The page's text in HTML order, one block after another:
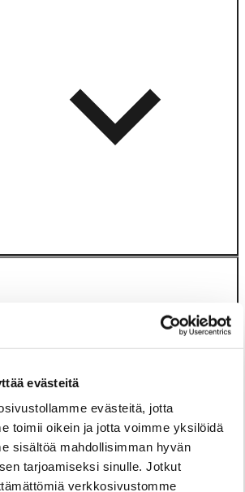
evästeitä
evästeitä, jotta
toimii oikein ja jotta voimme yksilöidä
sisältöä mahdollisimman hyvän
tarjoamiseksi sinulle. Jotkut
verkkosivustomme